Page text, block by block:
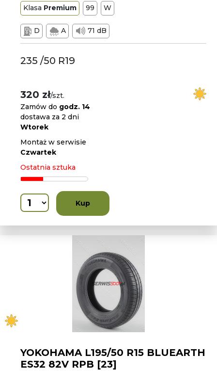
Klasa Premium 99 W
D A 71 dB
235 /50 R19
320 zł/szt.
Zamów do godz. 14
dostawa za 2 dni
Wtorek
Montaż w serwisie
Czwartek
Ostatnia sztuka
Kup
YOKOHAMA L195/50 R15 BLUEARTH
ES32 82V RPB [23]